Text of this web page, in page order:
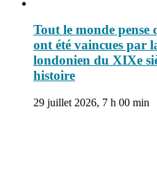
Tout le monde pense
ont été vaincues par
londonien du XIXe
histoire
29 juillet 2026, 7 h 00 min